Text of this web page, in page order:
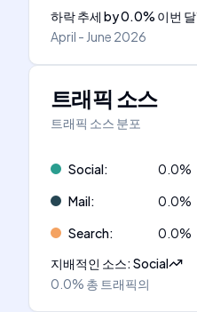
하락 추세 by0.0% 이번 달
April - June 2026
트래픽 소스
트래픽 소스 분포
Social: 0.0%
Mail: 0.0%
Search: 0.0%
지배적인 소스:Social
0.0% 총 트래픽의